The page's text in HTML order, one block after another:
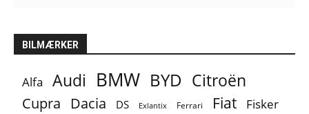
BILMÆRKER
Alfa Audi BMW BYD Citroën
Cupra Dacia DS Exlantix Ferrari Fiat Fisker